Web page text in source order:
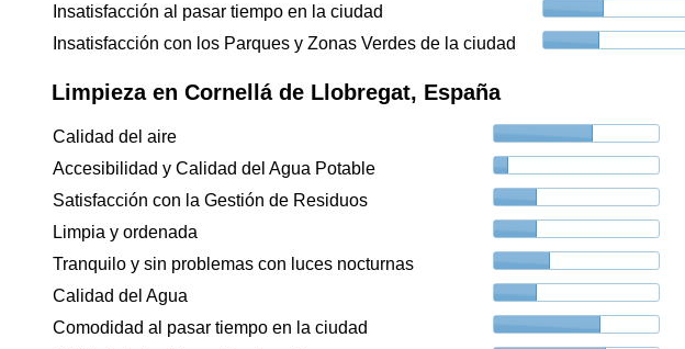
Insatisfacción al pasar tiempo en la ciudad
Insatisfacción con los Parques y Zonas Verdes de la ciudad
Limpieza en Cornellá de Llobregat, España
Calidad del aire
Accesibilidad y Calidad del Agua Potable
Satisfacción con la Gestión de Residuos
Limpia y ordenada
Tranquilo y sin problemas con luces nocturnas
Calidad del Agua
Comodidad al pasar tiempo en la ciudad